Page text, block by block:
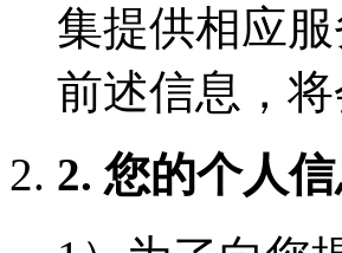
集提供相应
前述信息，
2. 您的个人